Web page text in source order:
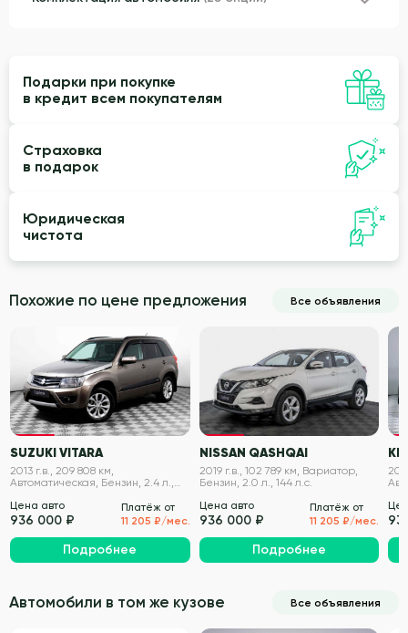
Подарки при покупке
в кредит всем покупателям
Страховка
в подарок
Юридическая
чистота
Похожие по цене предложения Все объявления
VIN проверен
SUZUKI VITARA
2013 г.в., 209 808 км,
Автоматическая, Бензин, 2.4 л.,
Цена авто
936 000 ₽
Платёж от
11 205 ₽/мес.
Подробнее
VIN проверен
NISSAN QASHQAI
2019 г.в., 102 789 км, Вариатор,
Бензин, 2.0 л., 144 л.с.
Цена авто
936 000 ₽
Платёж от
11 205 ₽/мес.
Подробнее
Автомобили в том же кузове Все объявления